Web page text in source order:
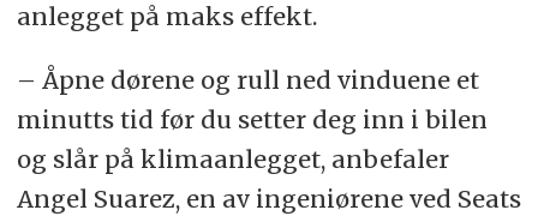
anlegget på maks effekt.
– Åpne dørene og rull ned vinduene et
minutts tid før du setter deg inn i bilen
og slår på klimaanlegget, anbefaler
Angel Suarez, en av ingeniørene ved Seats